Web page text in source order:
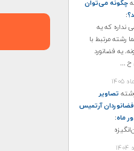
چگونه می‌توان
:
نداره که یه
رشته مرتبط با
یه فضانورد
ح ...
تصاویر
آرتمیس
: